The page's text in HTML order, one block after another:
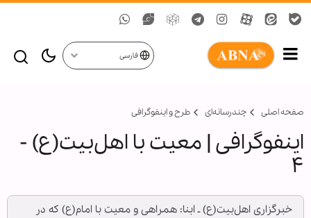
فارسی
صفحه اصلی چندرسانه‌ای طرح و اینفوگرافی
اینفوگرافی | معیت با اهل‌بیت(ع) -
۴
خبرگزاری اهل‌بیت(ع) ـ ابنا: همراهی و معیت با امام(ع) که در